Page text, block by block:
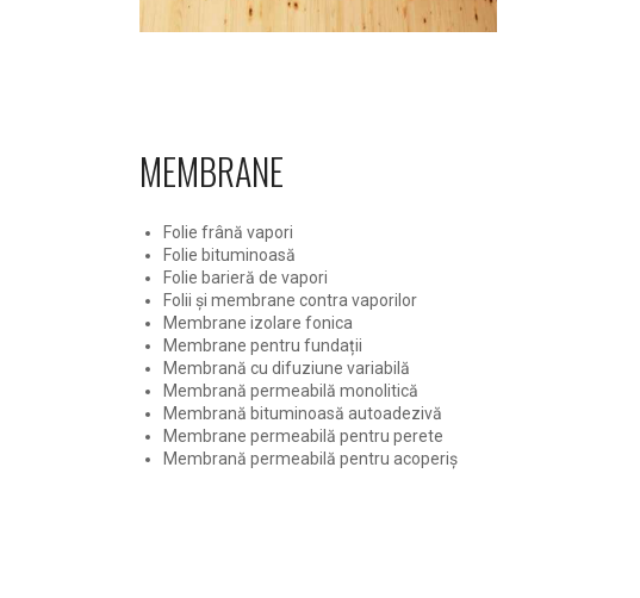
MEMBRANE
Folie frână vapori
Folie bituminoasă
Folie barieră de vapori
Folii și membrane contra vaporilor
Membrane izolare fonica
Membrane pentru fundații
Membrană cu difuziune variabilă
Membrană permeabilă monolitică
Membrană bituminoasă autoadezivă
Membrane permeabilă pentru perete
Membrană permeabilă pentru acoperiș